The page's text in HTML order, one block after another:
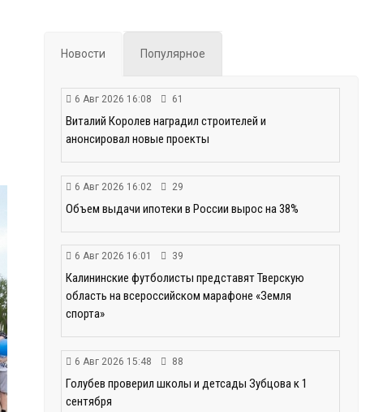
Новости Популярное
6 Авг 2026 16:08 61
Виталий Королев наградил строителей и
анонсировал новые проекты
6 Авг 2026 16:02 29
Объем выдачи ипотеки в России вырос на 38%
6 Авг 2026 16:01 39
Калининские футболисты представят Тверскую
область на всероссийском марафоне «Земля
спорта»
6 Авг 2026 15:48 88
Голубев проверил школы и детсады Зубцова к 1
сентября